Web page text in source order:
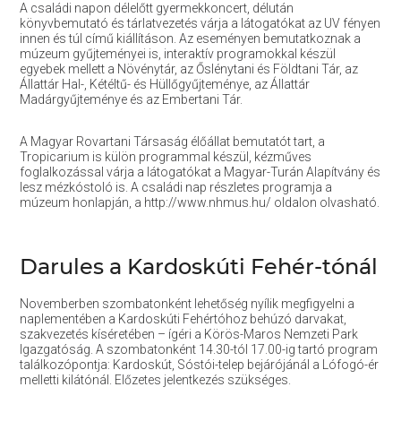
A családi napon délelőtt gyermekkoncert, délután
könyvbemutató és tárlatvezetés várja a látogatókat az UV fényen
innen és túl című kiállításon. Az eseményen bemutatkoznak a
múzeum gyűjteményei is, interaktív programokkal készül
egyebek mellett a Növénytár, az Őslénytani és Földtani Tár, az
Állattár Hal-, Kétéltű- és Hüllőgyűjteménye, az Állattár
Madárgyűjteménye és az Embertani Tár.
A Magyar Rovartani Társaság élőállat bemutatót tart, a
Tropicarium is külön programmal készül, kézműves
foglalkozással várja a látogatókat a Magyar-Turán Alapítvány és
lesz mézkóstoló is. A családi nap részletes programja a
múzeum honlapján, a http://www.nhmus.hu/ oldalon olvasható.
Darules a Kardoskúti Fehér-tónál
Novemberben szombatonként lehetőség nyílik megfigyelni a
naplementében a Kardoskúti Fehértóhoz behúzó darvakat,
szakvezetés kíséretében – ígéri a Körös-Maros Nemzeti Park
Igazgatóság. A szombatonként 14.30-tól 17.00-ig tartó program
találkozópontja: Kardoskút, Sóstói-telep bejárójánál a Lófogó-ér
melletti kilátónál. Előzetes jelentkezés szükséges.